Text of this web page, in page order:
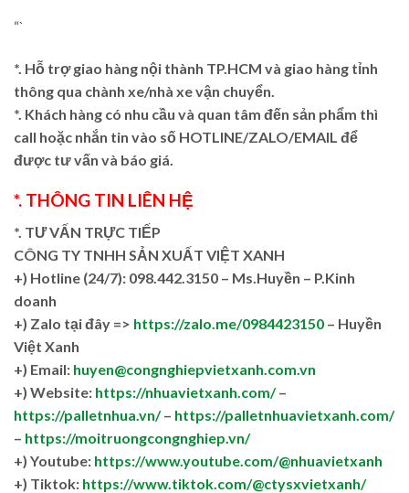
“`
*. Hỗ trợ giao hàng nội thành TP.HCM và giao hàng tỉnh
thông qua chành xe/nhà xe vận chuyển.
*. Khách hàng có nhu cầu và quan tâm đến sản phẩm thì
call hoặc nhắn tin vào số HOTLINE/ZALO/EMAIL để
được tư vấn và báo giá.
*. THÔNG TIN LIÊN HỆ
*. TƯ VẤN TRỰC TIẾP
CÔNG TY TNHH SẢN XUẤT VIỆT XANH
+) Hotline (24/7): 098.442.3150 – Ms.Huyền – P.Kinh
doanh
+) Zalo tại đây => https://zalo.me/0984423150 – Huyền
Việt Xanh
+) Email: huyen@congnghiepvietxanh.com.vn
+) Website: https://nhuavietxanh.com/–
https://palletnhua.vn/– https://palletnhuavietxanh.com/
– https://moitruongcongnghiep.vn/
+) Youtube: https://www.youtube.com/@nhuavietxanh
+) Tiktok: https://www.tiktok.com/@ctysxvietxanh/